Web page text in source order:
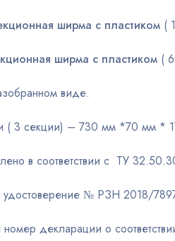
ширма с пластиком (
ширма с пластиком (
виде.
( 3 секции) – 730 мм *70 мм *
в соответствии с ТУ
удостоверение № РЗН 2018/
номер декларации о